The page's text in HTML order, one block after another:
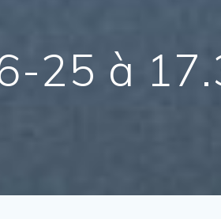
25 à